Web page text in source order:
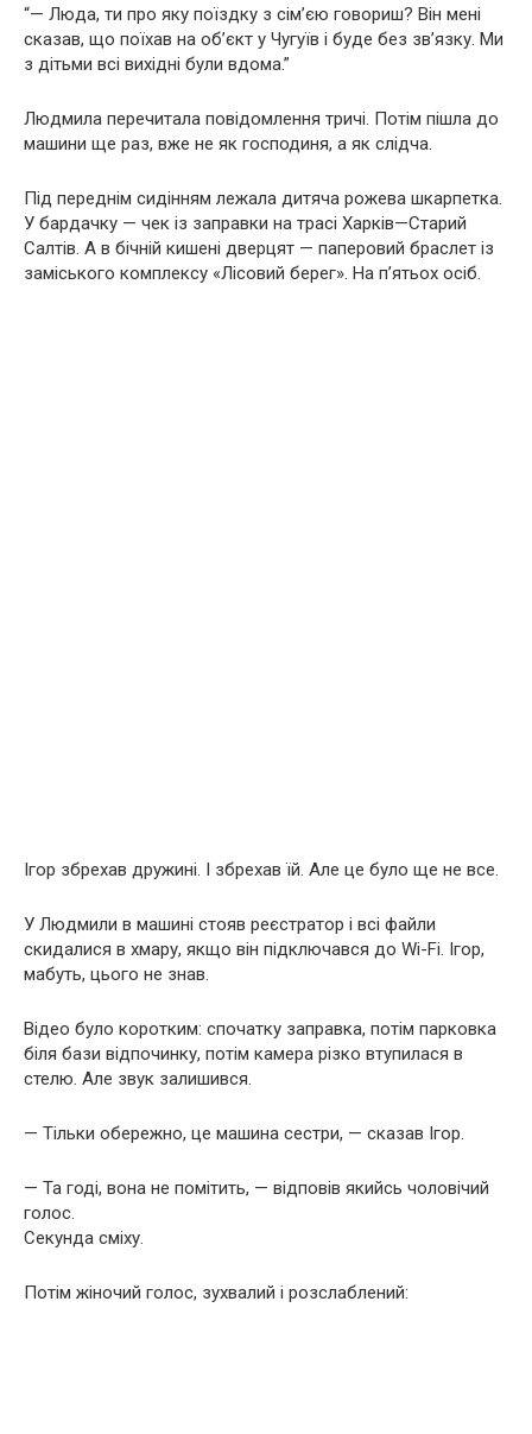
“— Люда, ти про яку поїздку з сім’єю говориш? Він мені
сказав, що поїхав на об’єкт у Чугуїв і буде без зв’язку. Ми
з дітьми всі вихідні були вдома.”
Людмила перечитала повідомлення тричі. Потім пішла до
машини ще раз, вже не як господиня, а як слідча.
Під переднім сидінням лежала дитяча рожева шкарпетка.
У бардачку — чек із заправки на трасі Харків—Старий
Салтів. А в бічній кишені дверцят — паперовий браслет із
заміського комплексу «Лісовий берег». На п’ятьох осіб.
Ігор збрехав дружині. І збрехав їй. Але це було ще не все.
У Людмили в машині стояв реєстратор і всі файли
скидалися в хмару, якщо він підключався до Wi-Fi. Ігор,
мабуть, цього не знав.
Відео було коротким: спочатку заправка, потім парковка
біля бази відпочинку, потім камера різко втупилася в
стелю. Але звук залишився.
— Тільки обережно, це машина сестри, — сказав Ігор.
— Та годі, вона не помітить, — відповів якийсь чоловічий
голос.
Секунда сміху.
Потім жіночий голос, зухвалий і розслаблений: